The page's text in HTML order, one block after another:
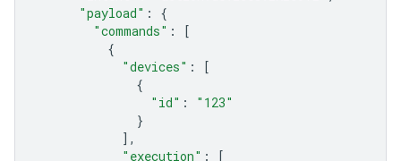
"payload" :
{
"commands" :
[
{
"devices" :
[
{
"id" :
"123"
}
],
"execution" :
[